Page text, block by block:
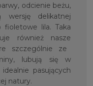
odcienie beżu,
wersję delikatnej
fioletowe lila. Taka
również nasze
szczególnie ze
lubują się w
pasujących
natury.